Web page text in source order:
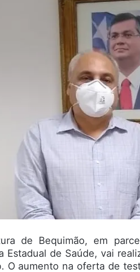
de Bequimão, em
Estadual de Saúde, vai
O aumento na oferta de